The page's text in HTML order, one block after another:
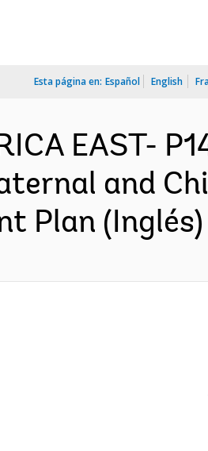
Esta página en: Español English
EAST-
and
Plan (Inglés)